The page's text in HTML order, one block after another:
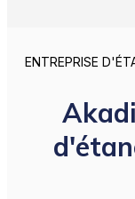
ENTREPRISE